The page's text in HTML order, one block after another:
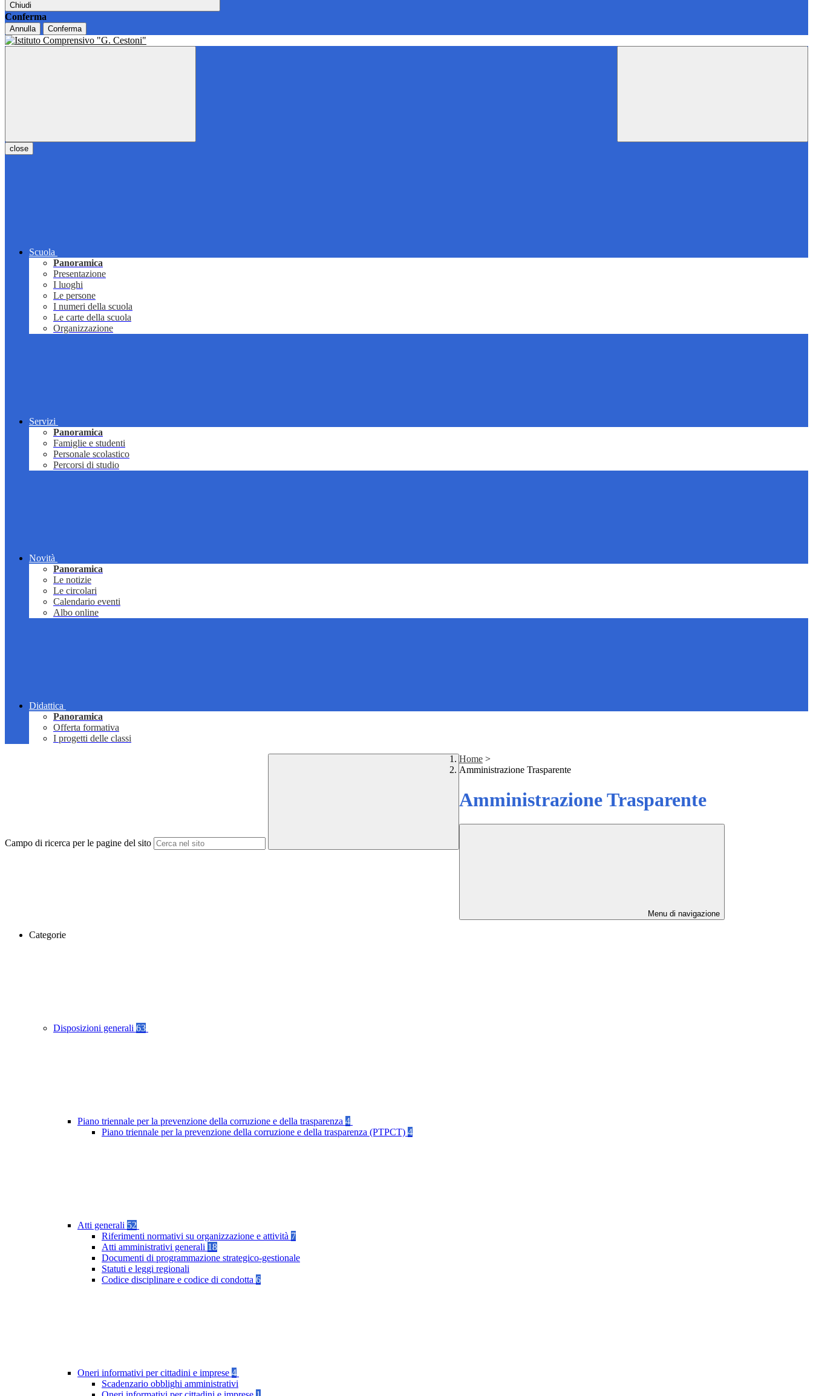
Chiudi
Conferma
Annulla Conferma
close
Scuola
Panoramica
Presentazione
I luoghi
Le persone
I numeri della scuola
Le carte della scuola
Organizzazione
Servizi
Panoramica
Famiglie e studenti
Personale scolastico
Percorsi di studio
Novità
Panoramica
Le notizie
Le circolari
Calendario eventi
Albo online
Didattica
Panoramica
Offerta formativa
I progetti delle classi
Campo di ricerca per le pagine del sito
Home >
Amministrazione Trasparente
Amministrazione Trasparente
Menu di navigazione
Categorie
Disposizioni generali 63
Piano triennale per la prevenzione della corruzione e della trasparenza 4
Piano triennale per la prevenzione della corruzione e della trasparenza (PTPCT) 4
Atti generali 52
Riferimenti normativi su organizzazione e attività 7
Atti amministrativi generali 18
Documenti di programmazione strategico-gestionale
Statuti e leggi regionali
Codice disciplinare e codice di condotta 6
Oneri informativi per cittadini e imprese 4
Scadenzario obblighi amministrativi